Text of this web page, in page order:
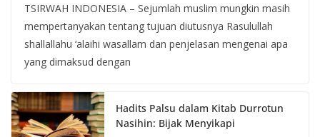
TSIRWAH INDONESIA – Sejumlah muslim mungkin masih
mempertanyakan tentang tujuan diutusnya Rasulullah
shallallahu ‘alaihi wasallam dan penjelasan mengenai apa
yang dimaksud dengan
Hadits Palsu dalam Kitab Durrotun
Nasihin: Bijak Menyikapi